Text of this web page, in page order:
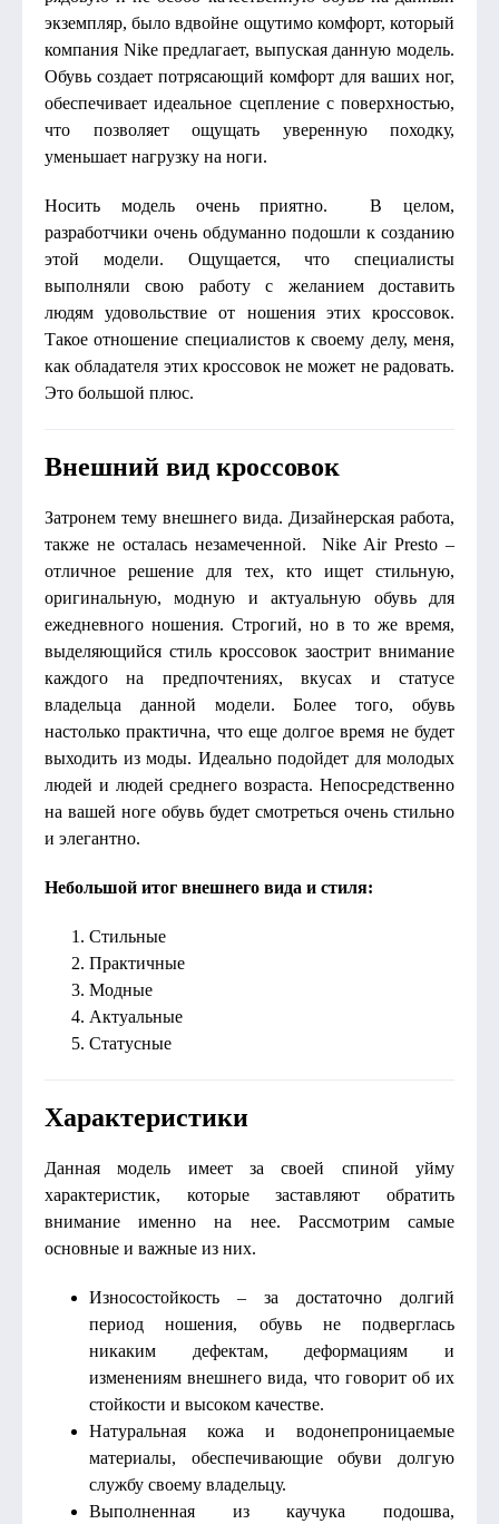
экземпляр, было вдвойне ощутимо комфорт, который
компания Nike предлагает, выпуская данную модель.
Обувь создает потрясающий комфорт для ваших ног,
обеспечивает идеальное сцепление с поверхностью,
что позволяет ощущать уверенную походку,
уменьшает нагрузку на ноги.
Носить модель очень приятно. В целом,
разработчики очень обдуманно подошли к созданию
этой модели. Ощущается, что специалисты
выполняли свою работу с желанием доставить
людям удовольствие от ношения этих кроссовок.
Такое отношение специалистов к своему делу, меня,
как обладателя этих кроссовок не может не радовать.
Это большой плюс.
Внешний вид кроссовок
Затронем тему внешнего вида. Дизайнерская работа,
также не осталась незамеченной. Nike Air Presto –
отличное решение для тех, кто ищет стильную,
оригинальную, модную и актуальную обувь для
ежедневного ношения. Строгий, но в то же время,
выделяющийся стиль кроссовок заострит внимание
каждого на предпочтениях, вкусах и статусе
владельца данной модели. Более того, обувь
настолько практична, что еще долгое время не будет
выходить из моды. Идеально подойдет для молодых
людей и людей среднего возраста. Непосредственно
на вашей ноге обувь будет смотреться очень стильно
и элегантно.
Небольшой итог внешнего вида и стиля:
Стильные
Практичные
Модные
Актуальные
Статусные
Характеристики
Данная модель имеет за своей спиной уйму
характеристик, которые заставляют обратить
внимание именно на нее. Рассмотрим самые
основные и важные из них.
Износостойкость – за достаточно долгий
период ношения, обувь не подверглась
никаким дефектам, деформациям и
изменениям внешнего вида, что говорит об их
стойкости и высоком качестве.
Натуральная кожа и водонепроницаемые
материалы, обеспечивающие обуви долгую
службу своему владельцу.
Выполненная из каучука подошва,